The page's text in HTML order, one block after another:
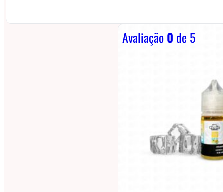
Avaliação0 de 5